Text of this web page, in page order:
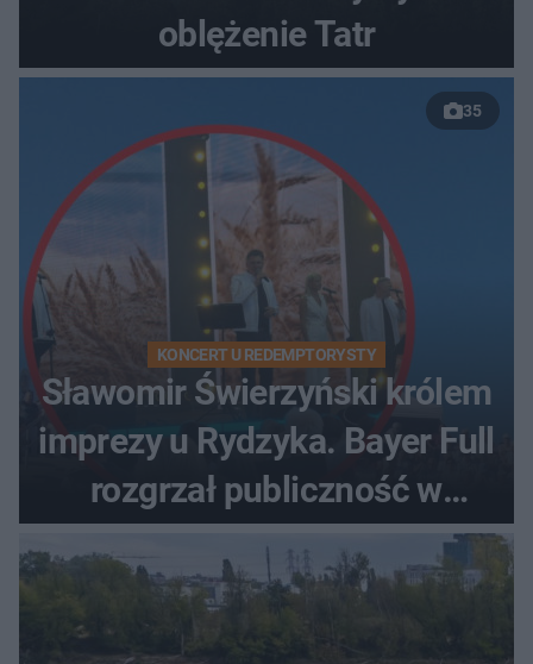
oblężenie Tatr
35
KONCERT U REDEMPTORYSTY
Sławomir Świerzyński królem
imprezy u Rydzyka. Bayer Full
rozgrzał publiczność w
Toruniu